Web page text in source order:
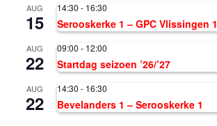
AUG
15
14:30 - 16:30
Serooskerke 1 – GPC Vlissingen 1
AUG
22
09:00 - 12:00
Startdag seizoen ’26/’27
AUG
22
14:30 - 16:30
Bevelanders 1 – Serooskerke 1